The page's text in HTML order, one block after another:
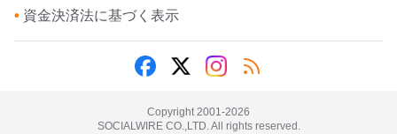
• 資金決済法に基づく表示
Copyright 2001-2026
SOCIALWIRE CO.,LTD. All rights reserved.